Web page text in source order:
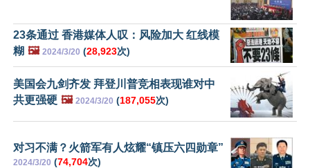
23条通过 香港媒体人叹：风险加大 红线模
糊 🖼️ 2024/3/20 (28,923次)
美国会九剑齐发 拜登川普竞相表现谁对中
共更强硬 🖼️ 2024/3/20 (187,055次)
对习不满？火箭军有人炫耀“镇压六四勋章”
2024/3/20 (74,704次)